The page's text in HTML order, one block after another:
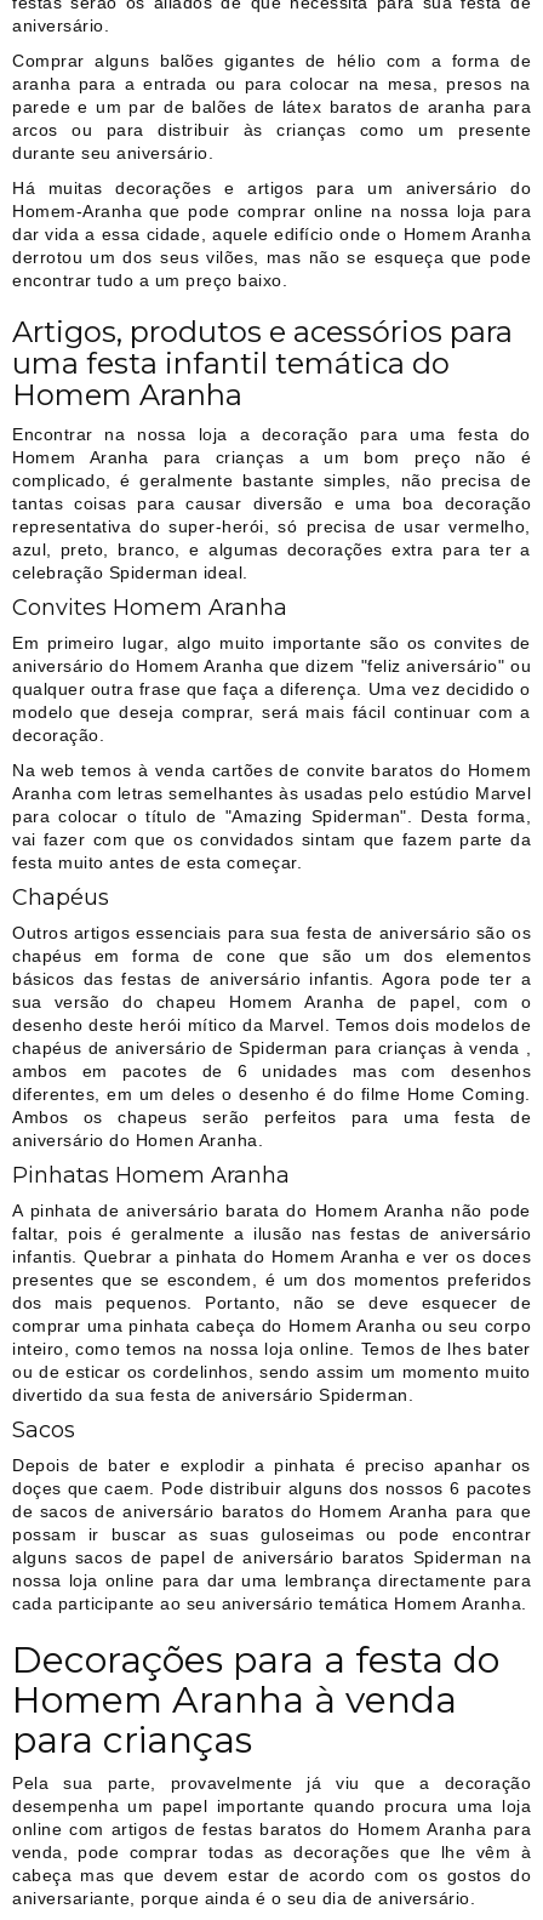
aniversário.
Comprar alguns balões gigantes de hélio com a forma de
aranha para a entrada ou para colocar na mesa, presos na
parede e um par de balões de látex baratos de aranha para
arcos ou para distribuir às crianças como um presente
durante seu aniversário.
Há muitas decorações e artigos para um aniversário do
Homem-Aranha que pode comprar online na nossa loja para
dar vida a essa cidade, aquele edifício onde o Homem Aranha
derrotou um dos seus vilões, mas não se esqueça que pode
encontrar tudo a um preço baixo.
Artigos, produtos e acessórios para
uma festa infantil temática do
Homem Aranha
Encontrar na nossa loja a decoração para uma festa do
Homem Aranha para crianças a um bom preço não é
complicado, é geralmente bastante simples, não precisa de
tantas coisas para causar diversão e uma boa decoração
representativa do super-herói, só precisa de usar vermelho,
azul, preto, branco, e algumas decorações extra para ter a
celebração Spiderman ideal.
Convites Homem Aranha
Em primeiro lugar, algo muito importante são os convites de
aniversário do Homem Aranha que dizem "feliz aniversário" ou
qualquer outra frase que faça a diferença. Uma vez decidido o
modelo que deseja comprar, será mais fácil continuar com a
decoração.
Na web temos à venda cartões de convite baratos do Homem
Aranha com letras semelhantes às usadas pelo estúdio Marvel
para colocar o título de "Amazing Spiderman". Desta forma,
vai fazer com que os convidados sintam que fazem parte da
festa muito antes de esta começar.
Chapéus
Outros artigos essenciais para sua festa de aniversário são os
chapéus em forma de cone que são um dos elementos
básicos das festas de aniversário infantis. Agora pode ter a
sua versão do chapeu Homem Aranha de papel, com o
desenho deste herói mítico da Marvel. Temos dois modelos de
chapéus de aniversário de Spiderman para crianças à venda ,
ambos em pacotes de 6 unidades mas com desenhos
diferentes, em um deles o desenho é do filme Home Coming.
Ambos os chapeus serão perfeitos para uma festa de
aniversário do Homen Aranha.
Pinhatas Homem Aranha
A pinhata de aniversário barata do Homem Aranha não pode
faltar, pois é geralmente a ilusão nas festas de aniversário
infantis. Quebrar a pinhata do Homem Aranha e ver os doces
presentes que se escondem, é um dos momentos preferidos
dos mais pequenos. Portanto, não se deve esquecer de
comprar uma pinhata cabeça do Homem Aranha ou seu corpo
inteiro, como temos na nossa loja online. Temos de lhes bater
ou de esticar os cordelinhos, sendo assim um momento muito
divertido da sua festa de aniversário Spiderman.
Sacos
Depois de bater e explodir a pinhata é preciso apanhar os
doçes que caem. Pode distribuir alguns dos nossos 6 pacotes
de sacos de aniversário baratos do Homem Aranha para que
possam ir buscar as suas guloseimas ou pode encontrar
alguns sacos de papel de aniversário baratos Spiderman na
nossa loja online para dar uma lembrança directamente para
cada participante ao seu aniversário temática Homem Aranha.
Decorações para a festa do
Homem Aranha à venda
para crianças
Pela sua parte, provavelmente já viu que a decoração
desempenha um papel importante quando procura uma loja
online com artigos de festas baratos do Homem Aranha para
venda, pode comprar todas as decorações que lhe vêm à
cabeça mas que devem estar de acordo com os gostos do
aniversariante, porque ainda é o seu dia de aniversário.